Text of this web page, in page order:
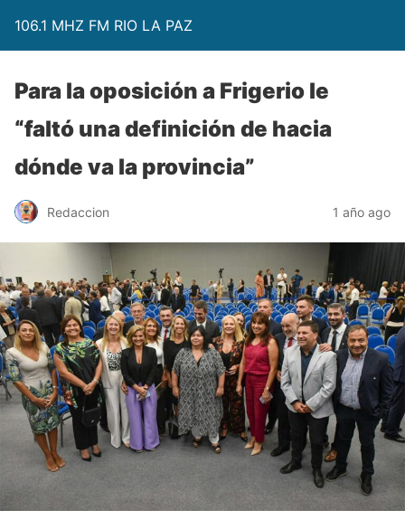
106.1 MHZ FM RIO LA PAZ
Para la oposición a Frigerio le
“faltó una definición de hacia
dónde va la provincia”
Redaccion 1 año ago